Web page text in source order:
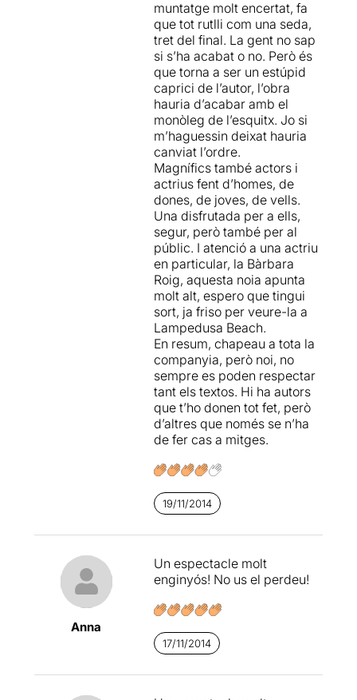
ha un bon grapat de
sorprenents bones idees i un
missatge bastant dur (i
necessari) sobre el poc valor
que la societat dóna a les
vides dels ciutadans que
considera de segona classe.
Per tant, tot i l’aparença
d’entreteniment inofensiu,
drac d’ordeixa, en realitat,
un pòsit agredolç, trist,
suggeridor i molt
compromès amb els més
desfavorits que bona falta
ens fa.
muntatge molt encertat, fa
que tot rutlli com una seda,
tret del final. La gent no sap
si s’ha acabat o no. Però és
que torna a ser un estúpid
caprici de l’autor, l’obra
hauria d’acabar amb el
monòleg de l’esquitx. Jo si
m’haguessin deixat hauria
canviat l’ordre.
Magnífics també actors i
actrius fent d’homes, de
dones, de joves, de vells.
Una disfrutada per a ells,
segur, però també per al
públic. I atenció a una actriu
en particular, la Bàrbara
Roig, aquesta noia apunta
molt alt, espero que tingui
sort, ja friso per veure-la a
Lampedusa Beach.
En resum, chapeau a tota la
companyia, però noi, no
sempre es poden respectar
tant els textos. Hi ha autors
que t’ho donen tot fet, però
d’altres que només se n’ha
de fer cas a mitges.
19/11/2014
Anna
Un espectacle molt
enginyós! No us el perdeu!
17/11/2014